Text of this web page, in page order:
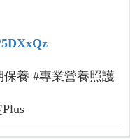
養 #專業營養照護